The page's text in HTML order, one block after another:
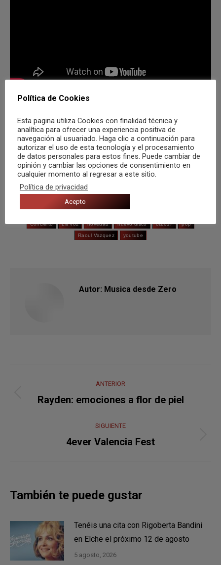
Compartir
11 junio, 2019
Concierto La Voz novedad nuevo disco ot2017 pop
Raoul Vazquez youtube
Autor: Musica desde Zero
entre
publicaciones
ANTERIOR
Publicación
Rayden: emociones a flor de piel
SIGUIENTE
Publicación
4ever Valencia Fest
También te puede gustar
Tenéis una cita con Rigoberta Bandini
en Elche el próximo 12 de agosto
5 agosto, 2026
Política de Cookies
Esta pagina utiliza Cookies con finalidad técnica y
analítica para ofrecer una experiencia positiva de
navegación al usuariado. Haga clic a continuación para
autorizar el uso de esta tecnología y el procesamiento
de datos personales para estos fines. Puede cambiar de
opinión y cambiar las opciones de consentimiento en
cualquier momento al regresar a este sitio.
Política de privacidad
Acepto